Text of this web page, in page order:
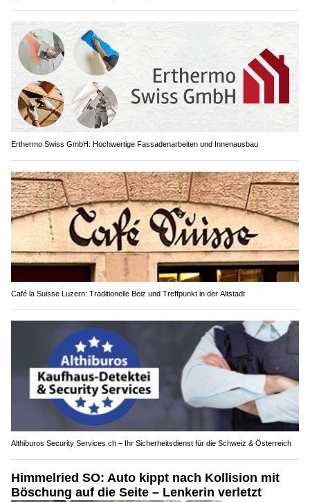
Erthermo Swiss GmbH: Hochwertige Fassadenarbeiten und Innenausbau
Café la Suisse Luzern: Traditionelle Beiz und Treffpunkt in der Altstadt
Althiburos Security Services.ch – Ihr Sicherheitsdienst für die Schweiz & Österreich
Himmelried SO: Auto kippt nach Kollision mit
Böschung auf die Seite – Lenkerin verletzt